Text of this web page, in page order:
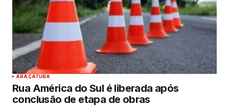
ARAÇATUBA
Rua América do Sul é liberada após
conclusão de etapa de obras